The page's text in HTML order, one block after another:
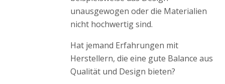
unausgewogen oder die Materialien
nicht hochwertig sind.
Hat jemand Erfahrungen mit
Herstellern, die eine gute Balance aus
Qualität und Design bieten?